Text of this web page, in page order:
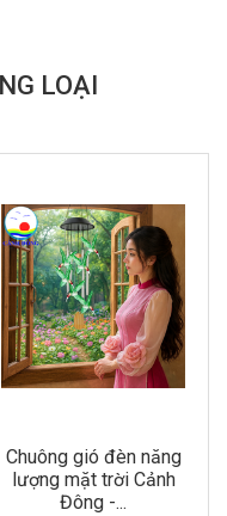
LOẠI
Chuông gió đèn năng
lượng mặt trời Cảnh
Đông -...